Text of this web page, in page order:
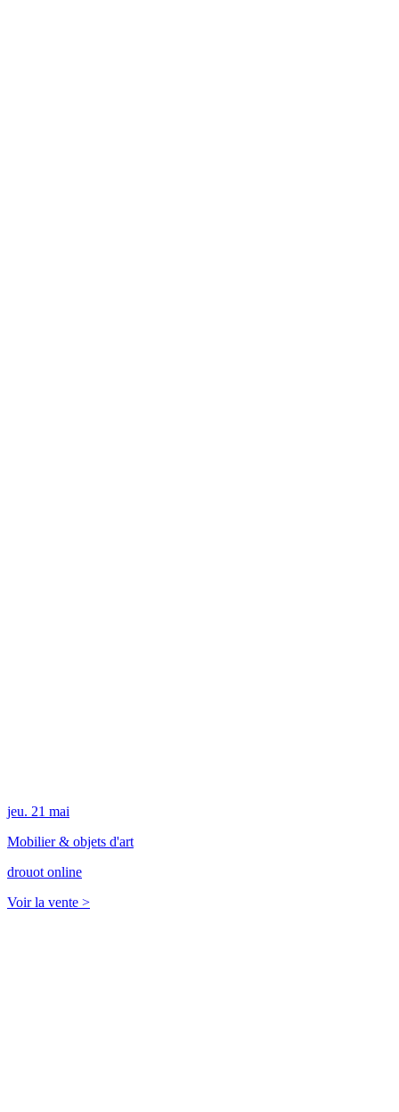
jeu. 21 mai
Mobilier & objets d'art
drouot online
Voir la vente >